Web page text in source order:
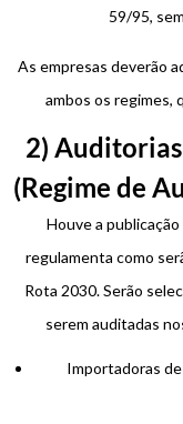
59/95,
As empresas deverão
ambos os regimes,
2)
(Regime de
Houve a publicação
regulamenta como
Rota 2030. Serão
serem auditadas
Importadoras